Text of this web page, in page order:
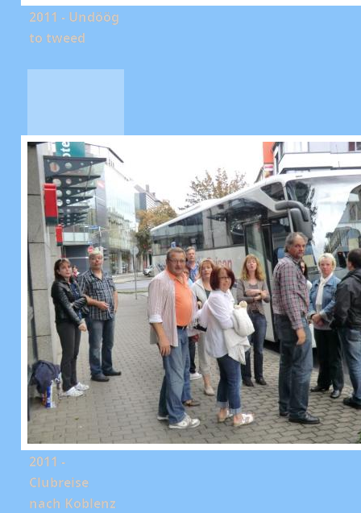
2011 - Undöög
to tweed
2011 -
Clubreise
nach Koblenz